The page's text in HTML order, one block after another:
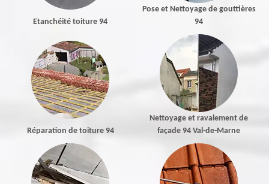
Etanchéité toiture 94
Pose et Nettoyage de gouttières
94
Réparation de toiture 94
Nettoyage et ravalement de
façade 94 Val-de-Marne